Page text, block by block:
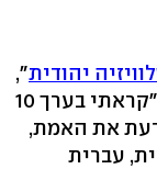
יהודית",
כי בשנת 1995 החל חוקר את הנצרות: "קראתי בערך 10
את האמת,
עברית